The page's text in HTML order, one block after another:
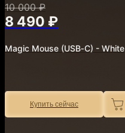
10 000 ₽
8 490 ₽
Magic Mouse (USB‑C) - White
Купить сейчас